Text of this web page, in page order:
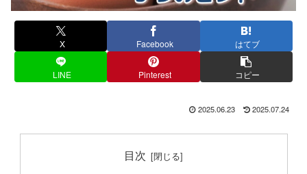
X Facebook はてブ
LINE Pinterest コピー
2025.06.23 2025.07.24
目次